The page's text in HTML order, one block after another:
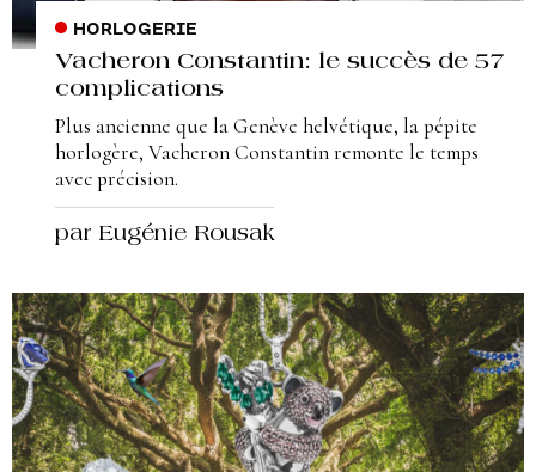
HORLOGERIE
Vacheron Constantin: le succès de 57
complications
Plus ancienne que la Genève helvétique, la pépite
horlogère, Vacheron Constantin remonte le temps
avec précision.
par Eugénie Rousak